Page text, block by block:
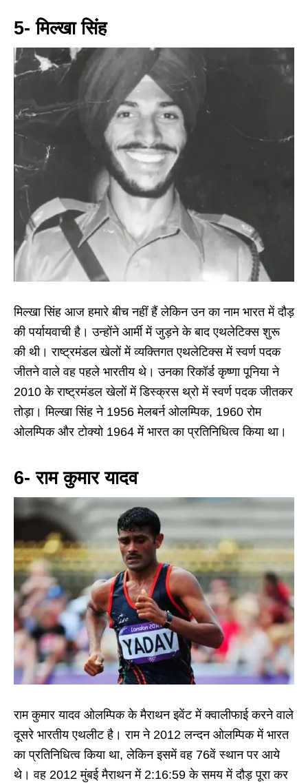
5- मिल्खा सिंह
मिल्खा सिंह आज हमारे बीच नहीं हैं लेकिन उन का नाम भारत में दौड़
की पर्यायवाची है। उन्होंने आर्मी में जुड़ने के बाद एथलेटिक्स शुरू
की थी। राष्ट्रमंडल खेलों में व्यक्तिगत एथलेटिक्स में स्वर्ण पदक
जीतने वाले वह पहले भारतीय थे। उनका रिकॉर्ड कृष्णा पूनिया ने
2010 के राष्ट्रमंडल खेलों में डिस्क्रस थ्रो में स्वर्ण पदक जीतकर
तोड़ा। मिल्खा सिंह ने 1956 मेलबर्न ओलम्पिक, 1960 रोम
ओलम्पिक और टोक्यो 1964 में भारत का प्रतिनिधित्व किया था।
6- राम कुमार यादव
राम कुमार यादव ओलम्पिक के मैराथन इवेंट में क्वालीफाई करने वाले
दूसरे भारतीय एथलीट है। राम ने 2012 लन्दन ओलम्पिक में भारत
का प्रतिनिधित्व किया था, लेकिन इसमें वह 76वें स्थान पर आये
थे। वह 2012 मुंबई मैराथन में 2:16:59 के समय में दौड़ पूरा कर